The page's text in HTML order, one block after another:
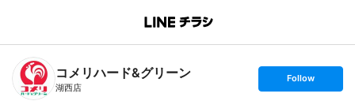
B
n
T
コメリハード&グリーン
湖西店
s
t
Follow